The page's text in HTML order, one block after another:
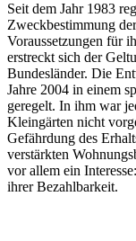
Seit dem Jahr 1983
Zweckbestimmung
Voraussetzungen für
erstreckt sich der
Bundesländer. Die
Jahre 2004 in einem
geregelt. In ihm war
Kleingärten nicht
Gefährdung des
verstärkten
vor allem ein
ihrer Bezahlbarkeit.